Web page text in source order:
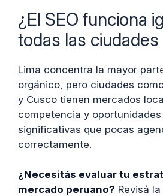
¿El SEO funciona
todas las ciudades
Lima concentra la mayor
orgánico, pero ciudades
y Cusco tienen mercados
competencia y oportunidades
significativas que pocas
correctamente.
¿Necesitás evaluar tu
mercado peruano? Revisá la